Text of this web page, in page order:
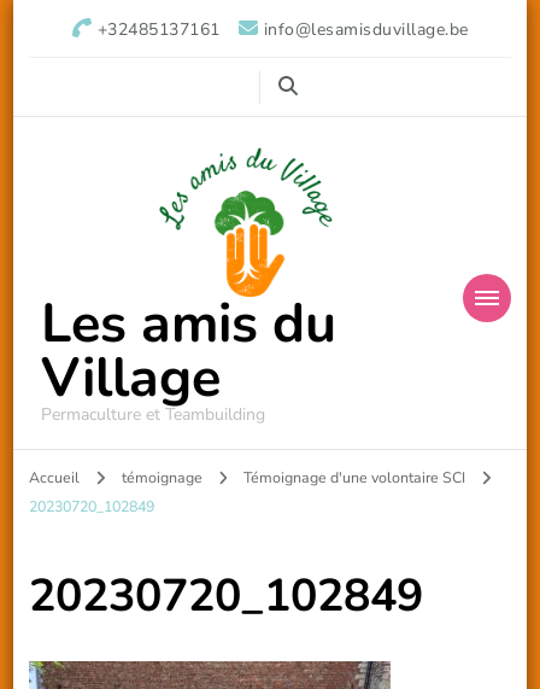
+32485137161 info@lesamisduvillage.be
Les amis du
Village
Permaculture et Teambuilding
Accueil témoignage
Témoignage d'une volontaire SCI
20230720_102849
20230720_102849